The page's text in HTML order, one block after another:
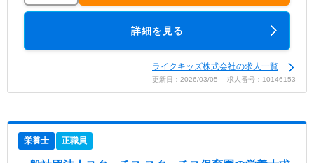
詳細を見る
ライクキッズ株式会社の求人一覧
更新日：2026/03/05 求人番号：10146153
栄養士 正職員